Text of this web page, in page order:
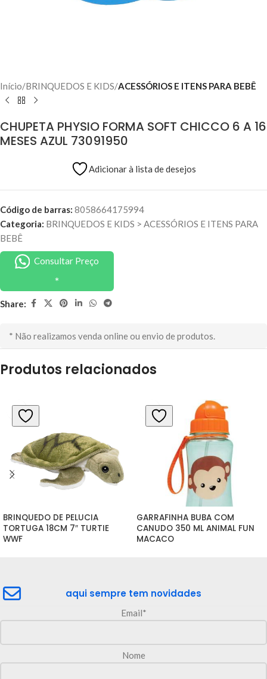
Início BRINQUEDOS E KIDS ACESSÓRIOS E ITENS PARA BEBÊ
CHUPETA PHYSIO FORMA SOFT CHICCO 6 A 16
MESES AZUL 73091950
Adicionar à lista de desejos
Código de barras: 8058664175994
Categoria: BRINQUEDOS E KIDS > ACESSÓRIOS E ITENS PARA
BEBÊ
Consultar Preço
Share:
* Não realizamos venda online ou envio de produtos.
Produtos relacionados
BRINQUEDO DE PELUCIA
TORTUGA 18CM 7″ TURTIE
WWF
GARRAFINHA BUBA COM
CANUDO 350 ML ANIMAL FUN
MACACO
aqui sempre tem novidades
Email*
Nome